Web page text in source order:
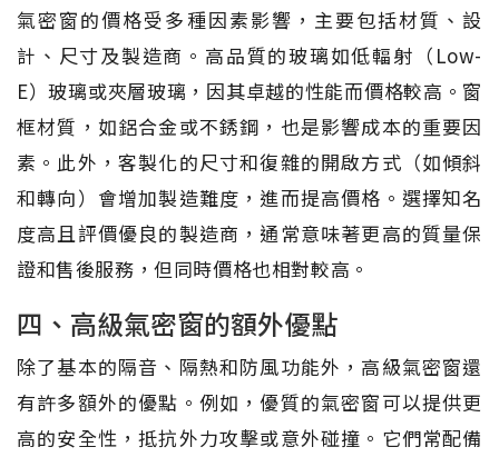
氣密窗的價格受多種因素影響，主要包括材質、設
計、尺寸及製造商。高品質的玻璃如低輻射（Low-
E）玻璃或夾層玻璃，因其卓越的性能而價格較高。窗
框材質，如鋁合金或不銹鋼，也是影響成本的重要因
素。此外，客製化的尺寸和復雜的開啟方式（如傾斜
和轉向）會增加製造難度，進而提高價格。選擇知名
度高且評價優良的製造商，通常意味著更高的質量保
證和售後服務，但同時價格也相對較高。
四、高級氣密窗的額外優點
除了基本的隔音、隔熱和防風功能外，高級氣密窗還
有許多額外的優點。例如，優質的氣密窗可以提供更
高的安全性，抵抗外力攻擊或意外碰撞。它們常配備